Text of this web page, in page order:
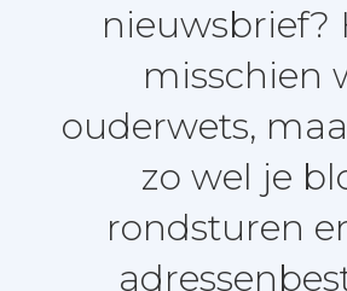
nieuwsbrief?
misschien
ouderwets,
zo wel je
rondsturen